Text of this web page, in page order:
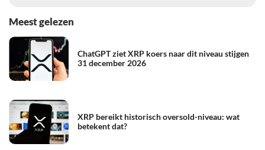
Meest gelezen
ChatGPT ziet XRP koers naar dit niveau stijgen
31 december 2026
XRP bereikt historisch oversold-niveau: wat
betekent dat?